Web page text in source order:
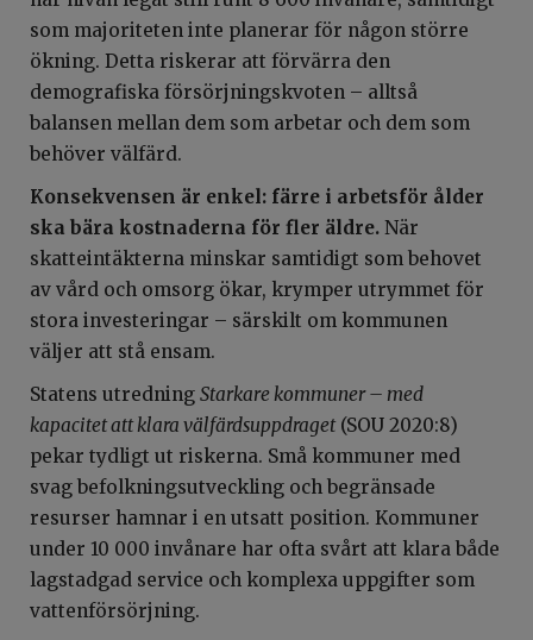
som majoriteten inte planerar för någon större
ökning. Detta riskerar att förvärra den
demografiska försörjningskvoten – alltså
balansen mellan dem som arbetar och dem som
behöver välfärd.
Konsekvensen är enkel: färre i arbetsför ålder
ska bära kostnaderna för fler äldre. När
skatteintäkterna minskar samtidigt som behovet
av vård och omsorg ökar, krymper utrymmet för
stora investeringar – särskilt om kommunen
väljer att stå ensam.
Statens utredning Starkare kommuner – med
kapacitet att klara välfärdsuppdraget(SOU 2020:8)
pekar tydligt ut riskerna. Små kommuner med
svag befolkningsutveckling och begränsade
resurser hamnar i en utsatt position. Kommuner
under 10 000 invånare har ofta svårt att klara både
lagstadgad service och komplexa uppgifter som
vattenförsörjning.